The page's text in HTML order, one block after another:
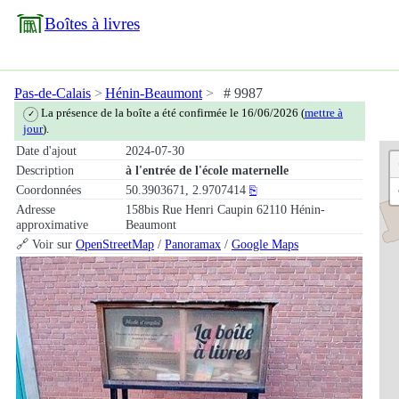
Boîtes à livres
Pas-de-Calais Hénin-Beaumont # 9987
✓ La présence de la boîte a été confirmée le 16/06/2026 (mettre à
jour).
Date d'ajout
2024-07-30
Description
à l'entrée de l'école maternelle
Coordonnées
50.3903671, 2.9707414 ⎘
Adresse
approximative
158bis Rue Henri Caupin 62110 Hénin-
Beaumont
🔗 Voir sur OpenStreetMap / Panoramax / Google Maps